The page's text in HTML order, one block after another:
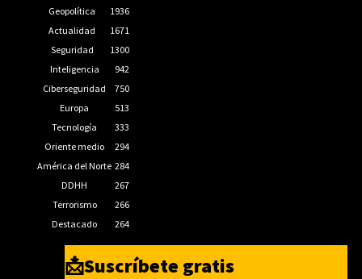
Geopolítica
1936
Actualidad
1671
Seguridad
1300
Inteligencia
942
Ciberseguridad
750
Europa
513
Tecnología
333
Oriente medio
294
América del Norte 284
DDHH
267
Terrorismo
266
Destacado
264
📩Suscríbete gratis